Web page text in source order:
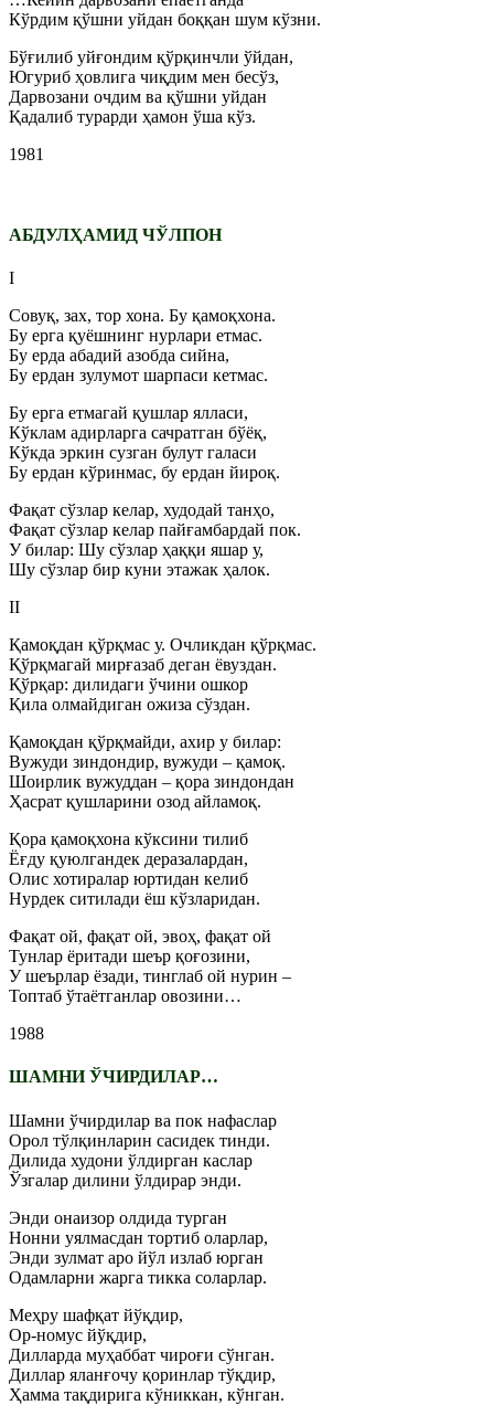
Кўрдим қўшни уйдан боққан шум кўзни.
Бўғилиб уйғондим қўрқинчли ўйдан,
Югуриб ҳовлига чиқдим мен бесўз,
Дарвозани очдим ва қўшни уйдан
Қадалиб турарди ҳамон ўша кўз.
1981
АБДУЛҲАМИД ЧЎЛПОН
I
Совуқ, зах, тор хона. Бу қамоқхона.
Бу ерга қуёшнинг нурлари етмас.
Бу ерда абадий азобда сийна,
Бу ердан зулумот шарпаси кетмас.
Бу ерга етмагай қушлар ялласи,
Кўклам адирларга сачратган бўёқ,
Кўкда эркин сузган булут галаси
Бу ердан кўринмас, бу ердан йироқ.
Фақат сўзлар келар, худодай танҳо,
Фақат сўзлар келар пайғамбардай пок.
У билар: Шу сўзлар ҳаққи яшар у,
Шу сўзлар бир куни этажак ҳалок.
II
Қамоқдан қўрқмас у. Очликдан қўрқмас.
Қўрқмагай мирғазаб деган ёвуздан.
Қўрқар: дилидаги ўчини ошкор
Қила олмайдиган ожиза сўздан.
Қамоқдан қўрқмайди, ахир у билар:
Вужуди зиндондир, вужуди – қамоқ.
Шоирлик вужуддан – қора зиндондан
Ҳасрат қушларини озод айламоқ.
Қора қамоқхона кўксини тилиб
Ёғду қуюлгандек деразалардан,
Олис хотиралар юртидан келиб
Нурдек ситилади ёш кўзларидан.
Фақат ой, фақат ой, эвоҳ, фақат ой
Тунлар ёритади шеър қоғозини,
У шеърлар ёзади, тинглаб ой нурин –
Топтаб ўтаётганлар овозини…
1988
ШАМНИ ЎЧИРДИЛАР…
Шамни ўчирдилар ва пок нафаслар
Орол тўлқинларин сасидек тинди.
Дилида худони ўлдирган каслар
Ўзгалар дилини ўлдирар энди.
Энди онаизор олдида турган
Нонни уялмасдан тортиб оларлар,
Энди зулмат аро йўл излаб юрган
Одамларни жарга тикка соларлар.
Меҳру шафқат йўқдир,
Ор-номус йўқдир,
Дилларда муҳаббат чироғи сўнган.
Диллар яланғочу қоринлар тўқдир,
Ҳамма тақдирига кўниккан, кўнган.